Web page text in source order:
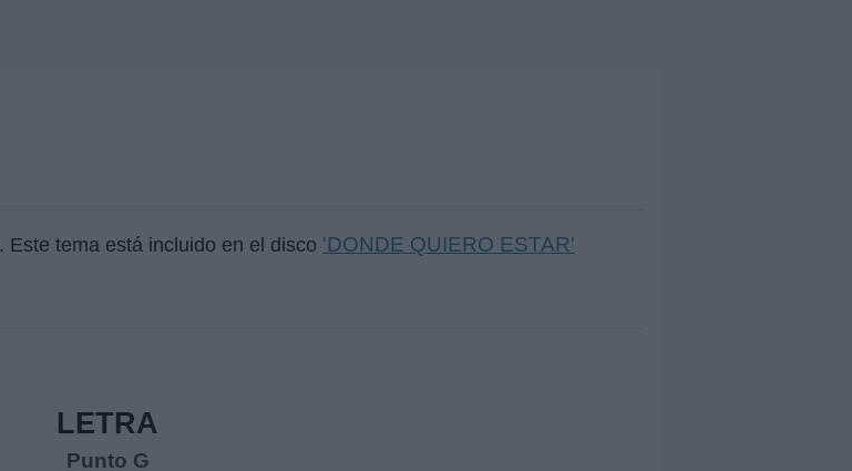
. Este tema está incluido en el disco 'DONDE QUIERO ESTAR'
LETRA
Punto G